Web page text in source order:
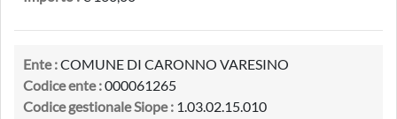
Ente :COMUNE DI CARONNO VARESINO
Codice ente :000061265
Codice gestionale Siope : 1.03.02.15.010